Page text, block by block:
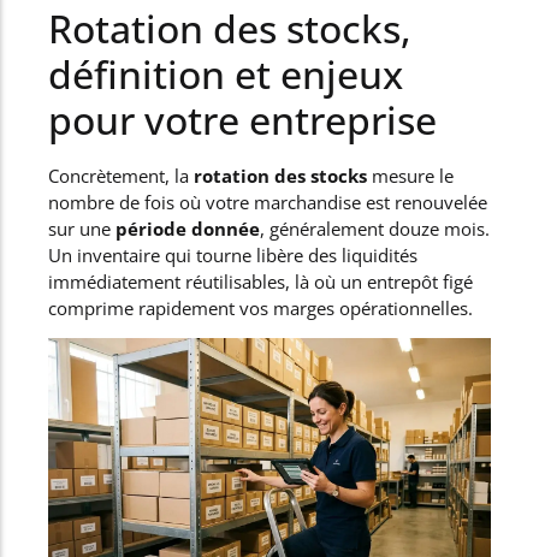
Rotation des stocks,
définition et enjeux
pour votre entreprise
Concrètement, la rotation des stocks mesure le
nombre de fois où votre marchandise est renouvelée
sur une période donnée, généralement douze mois.
Un inventaire qui tourne libère des liquidités
immédiatement réutilisables, là où un entrepôt figé
comprime rapidement vos marges opérationnelles.